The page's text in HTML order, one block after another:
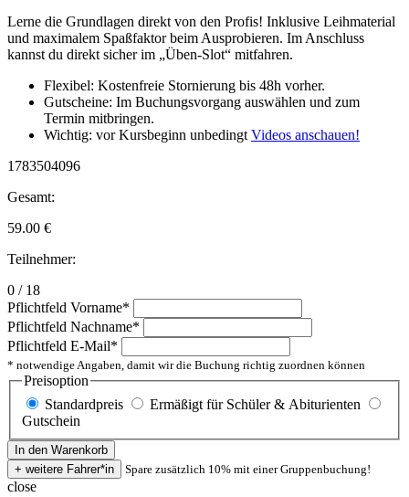
Lerne die Grundlagen direkt von den Profis! Inklusive Leihmaterial
und maximalem Spaßfaktor beim Ausprobieren. Im Anschluss
kannst du direkt sicher im „Üben-Slot“ mitfahren.
Flexibel: Kostenfreie Stornierung bis 48h vorher.
Gutscheine: Im Buchungsvorgang auswählen und zum
Termin mitbringen.
Wichtig: vor Kursbeginn unbedingtVideos anschauen!
1783504096
Gesamt:
59.00 €
Teilnehmer:
0 / 18
Pflichtfeld Vorname*
Pflichtfeld Nachname*
Pflichtfeld E-Mail*
* notwendige Angaben, damit wir die Buchung richtig zuordnen können
Preisoption
Standardpreis
Ermäßigt für Schüler & Abiturienten
Gutschein
Spare zusätzlich 10% mit einer Gruppenbuchung!
close